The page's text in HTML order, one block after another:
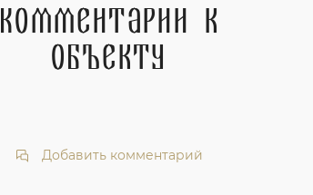
Комментарии к
объекту
Добавить комментарий